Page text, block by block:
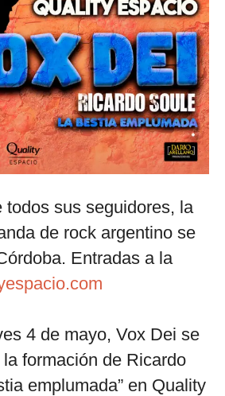
todos sus seguidores, la
de rock argentino se
Entradas a la
4 de mayo, Vox Dei se
formación de Ricardo
emplumada” en Quality